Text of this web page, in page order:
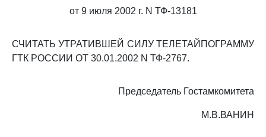
от 9 июля 2002 г. N ТФ-13181
СЧИТАТЬ УТРАТИВШЕЙ СИЛУ ТЕЛЕТАЙПОГРАММУ
ГТК РОССИИ ОТ 30.01.2002 N ТФ-2767.
Председатель Гостамкомитета
М.В.ВАНИН